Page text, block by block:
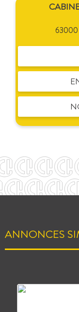
ANNONCES